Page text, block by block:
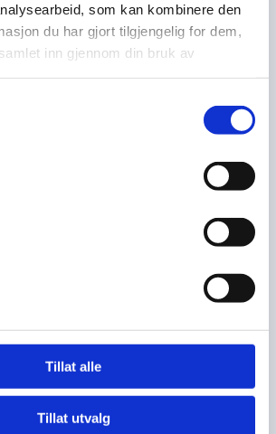
som kan kombinere den
du har gjort tilgjengelig for dem,
inn gjennom din bruk av
Tillat alle
Tillat utvalg
over for denne gang og det har vært en
med stor entusiasme og klarte som alltid å
Hans tilstedeværelse skaper både
bare fotball på programmet – vi hadde
til sporten, etterfulgt av en praktisk økt
Boccia viste seg å være en utrolig morsom
deltok og bidro til at dette ble nok en